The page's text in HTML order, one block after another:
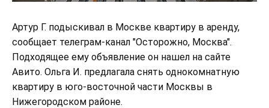
Артур Г. подыскивал в Москве квартиру в аренду,
сообщает телеграм-канал "Осторожно, Москва".
Подходящее ему объявление он нашел на сайте
Авито. Ольга И. предлагала снять однокомнатную
квартиру в юго-восточной части Москвы в
Нижегородском районе.